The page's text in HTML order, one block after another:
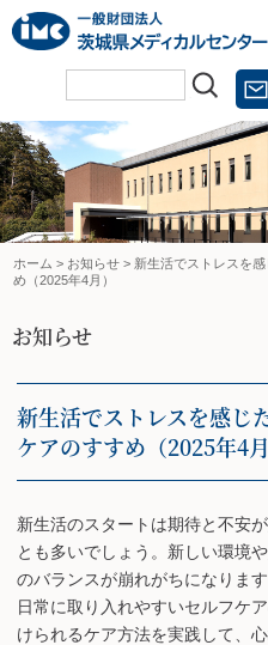
Skip
to
content
ホーム > お知らせ > 新生活でストレスを
め（2025年4月）
お知らせ
新生活でストレスを感じ
ケアのすすめ（2025年4月
新生活のスタートは期待と不安
とも多いでしょう。新しい環境
のバランスが崩れがちになりま
日常に取り入れやすいセルフケ
けられるケア方法を実践して、